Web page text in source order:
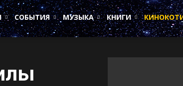
СОБЫТИЯ МУЗЫКА КНИГИ